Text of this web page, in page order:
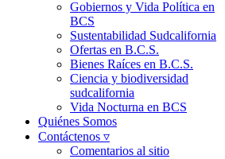
Gobiernos y Vida Política en
BCS
Sustentabilidad Sudcalifornia
Ofertas en B.C.S.
Bienes Raíces en B.C.S.
Ciencia y biodiversidad
sudcalifornia
Vida Nocturna en BCS
Quiénes Somos
Contáctenos ▿
Comentarios al sitio